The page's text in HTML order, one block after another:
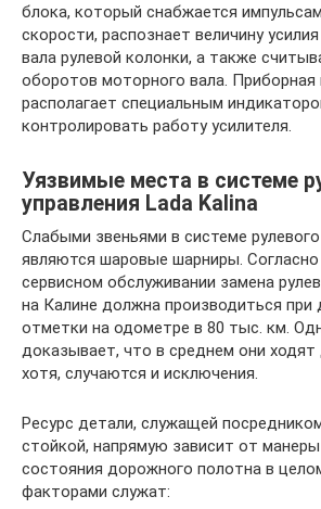
блока, который снабжается
скорости, распознает величину
вала рулевой колонки, а также
оборотов моторного вала. Приборная
располагает специальным
контролировать работу усилителя.
Уязвимые места в системе
управления Lada Kalina
Слабыми звеньями в системе рулевого
являются шаровые шарниры. Согласно
сервисном обслуживании замена
на Калине должна производиться при
отметки на одометре в 80 тыс. км.
доказывает, что в среднем они
хотя, случаются и исключения.
Ресурс детали, служащей
стойкой, напрямую зависит от
состояния дорожного полотна в
факторами служат: